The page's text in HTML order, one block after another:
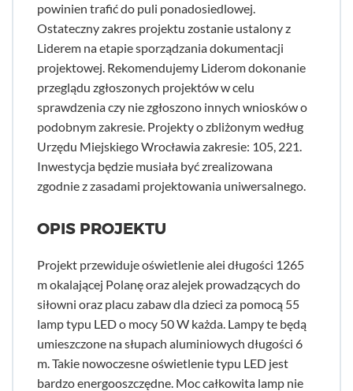
powinien trafić do puli ponadosiedlowej.
Ostateczny zakres projektu zostanie ustalony z
Liderem na etapie sporządzania dokumentacji
projektowej. Rekomendujemy Liderom dokonanie
przeglądu zgłoszonych projektów w celu
sprawdzenia czy nie zgłoszono innych wniosków o
podobnym zakresie. Projekty o zbliżonym według
Urzędu Miejskiego Wrocławia zakresie: 105, 221.
Inwestycja będzie musiała być zrealizowana
zgodnie z zasadami projektowania uniwersalnego.
OPIS PROJEKTU
Projekt przewiduje oświetlenie alei długości 1265
m okalającej Polanę oraz alejek prowadzących do
siłowni oraz placu zabaw dla dzieci za pomocą 55
lamp typu LED o mocy 50 W każda. Lampy te będą
umieszczone na słupach aluminiowych długości 6
m. Takie nowoczesne oświetlenie typu LED jest
bardzo energooszczędne. Moc całkowita lamp nie